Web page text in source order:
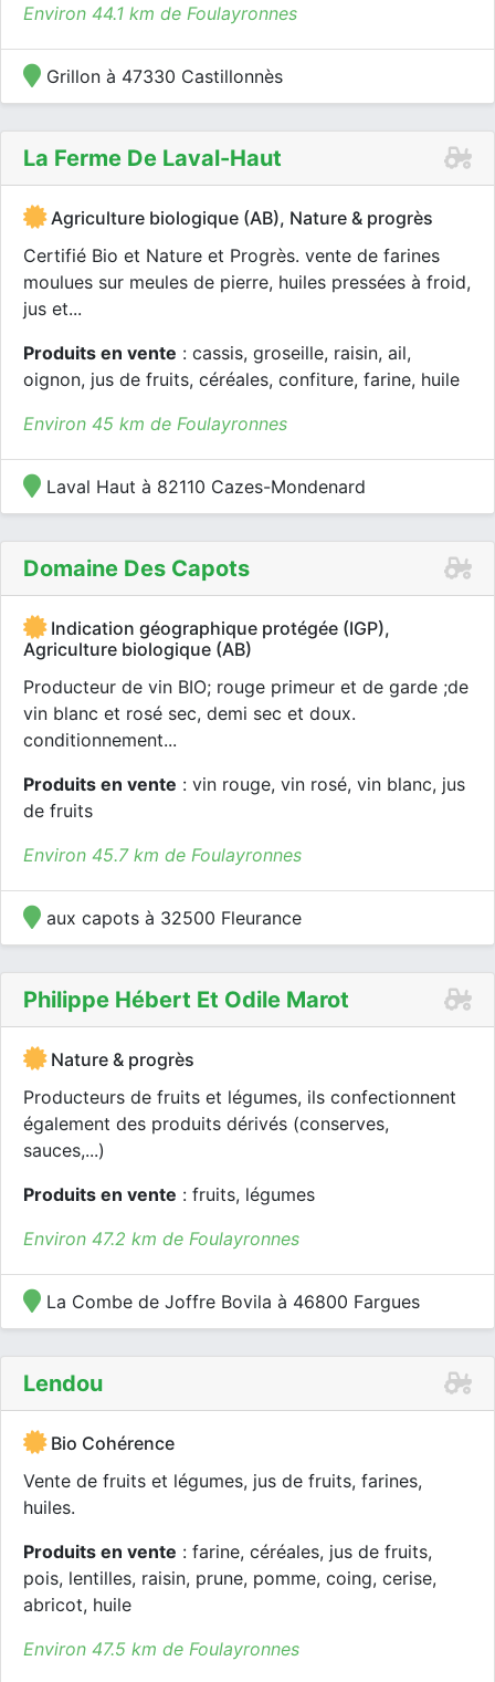
Environ 44.1 km de Foulayronnes
Grillon à 47330 Castillonnès
La Ferme De Laval-Haut
Agriculture biologique (AB), Nature & progrès
Certifié Bio et Nature et Progrès. vente de farines
moulues sur meules de pierre, huiles pressées à froid,
jus et...
Produits en vente : cassis, groseille, raisin, ail,
oignon, jus de fruits, céréales, confiture, farine, huile
Environ 45 km de Foulayronnes
Laval Haut à 82110 Cazes-Mondenard
Domaine Des Capots
Indication géographique protégée (IGP),
Agriculture biologique (AB)
Producteur de vin BIO; rouge primeur et de garde ;de
vin blanc et rosé sec, demi sec et doux.
conditionnement...
Produits en vente : vin rouge, vin rosé, vin blanc, jus
de fruits
Environ 45.7 km de Foulayronnes
aux capots à 32500 Fleurance
Philippe Hébert Et Odile Marot
Nature & progrès
Producteurs de fruits et légumes, ils confectionnent
également des produits dérivés (conserves,
sauces,...)
Produits en vente : fruits, légumes
Environ 47.2 km de Foulayronnes
La Combe de Joffre Bovila à 46800 Fargues
Lendou
Bio Cohérence
Vente de fruits et légumes, jus de fruits, farines,
huiles.
Produits en vente : farine, céréales, jus de fruits,
pois, lentilles, raisin, prune, pomme, coing, cerise,
abricot, huile
Environ 47.5 km de Foulayronnes